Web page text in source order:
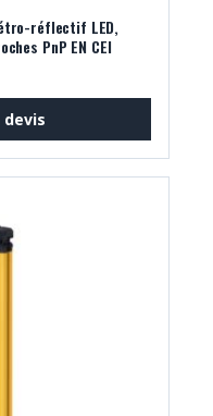
réflectif LED,
PnP EN CEI
devis